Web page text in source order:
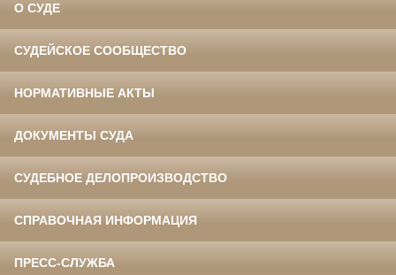
О СУДЕ
СУДЕЙСКОЕ СООБЩЕСТВО
НОРМАТИВНЫЕ АКТЫ
ДОКУМЕНТЫ СУДА
СУДЕБНОЕ ДЕЛОПРОИЗВОДСТВО
СПРАВОЧНАЯ ИНФОРМАЦИЯ
ПРЕСС-СЛУЖБА